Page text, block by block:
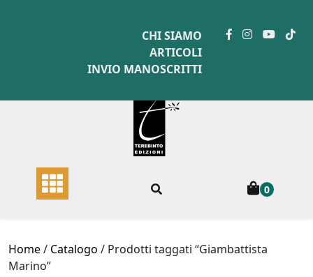
CHI SIAMO
ARTICOLI
INVIO MANOSCRITTI
0
Home/ Catalogo / Prodotti taggati “Giambattista
Marino”